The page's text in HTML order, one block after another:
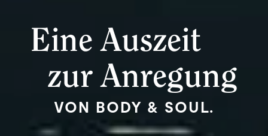
Eine Auszeit
zur Anregung
VON BODY & SOUL.